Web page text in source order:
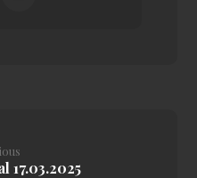
17.03.2025